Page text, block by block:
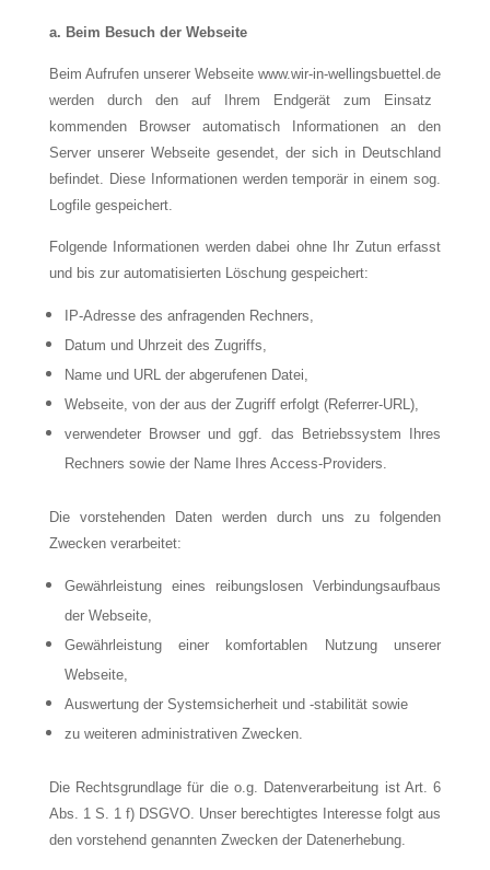
a. Beim Besuch der Webseite
Beim Aufrufen unserer Webseitewww.wir-in-wellingsbuettel.de
werden durch den auf Ihrem Endgerät zum Einsatz
kommenden Browser automatisch Informationen an den
Server unserer Webseite gesendet, der sich in Deutschland
befindet. Diese Informationen werden temporär in einem sog.
Logfile gespeichert.
Folgende Informationen werden dabei ohne Ihr Zutun erfasst
und bis zur automatisierten Löschung gespeichert:
IP-Adresse des anfragenden Rechners,
Datum und Uhrzeit des Zugriffs,
Name und URL der abgerufenen Datei,
Webseite, von der aus der Zugriff erfolgt (Referrer-URL),
verwendeter Browser und ggf. das Betriebssystem Ihres
Rechners sowie der Name Ihres Access-Providers.
Die vorstehenden Daten werden durch uns zu folgenden
Zwecken verarbeitet:
Gewährleistung eines reibungslosen Verbindungsaufbaus
der Webseite,
Gewährleistung einer komfortablen Nutzung unserer
Webseite,
Auswertung der Systemsicherheit und -stabilität sowie
zu weiteren administrativen Zwecken.
Die Rechtsgrundlage für die o.g. Datenverarbeitung ist Art. 6
Abs. 1 S. 1 f) DSGVO. Unser berechtigtes Interesse folgt aus
den vorstehend genannten Zwecken der Datenerhebung.